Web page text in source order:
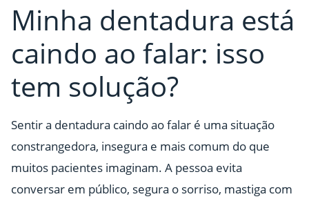
Minha dentadura está
caindo ao falar: isso
tem solução?
Sentir a dentadura caindo ao falar é uma situação
constrangedora, insegura e mais comum do que
muitos pacientes imaginam. A pessoa evita
conversar em público, segura o sorriso, mastiga com